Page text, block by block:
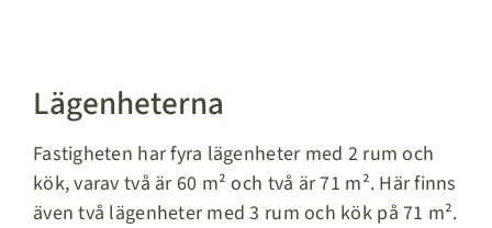
Lägenheterna
Fastigheten har fyra lägenheter med 2 rum och
kök, varav två är 60 m² och två är 71 m². Här finns
även två lägenheter med 3 rum och kök på 71 m².